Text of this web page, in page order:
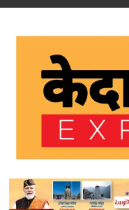
Skip